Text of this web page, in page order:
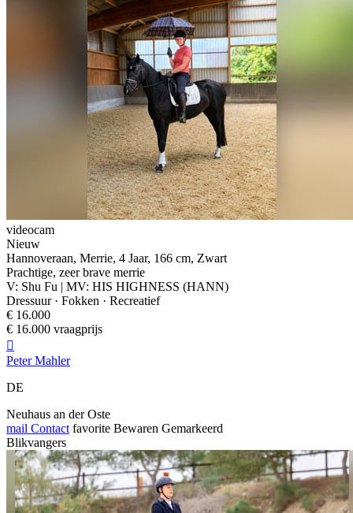
videocam
Nieuw
Hannoveraan, Merrie, 4 Jaar, 166 cm, Zwart
Prachtige, zeer brave merrie
V: Shu Fu | MV: HIS HIGHNESS (HANN)
Dressuur · Fokken · Recreatief
€ 16.000
€ 16.000 vraagprijs

Peter Mahler
DE
Neuhaus an der Oste
mail Contact favorite Bewaren Gemarkeerd
Blikvangers